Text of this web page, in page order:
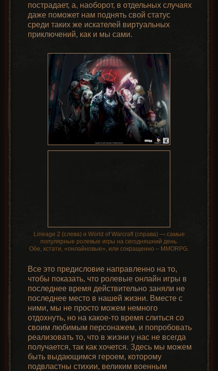
пострадает, а, наоборот, в отдельных случаях
даже поможет нам поднять свой статус
среди таких же искателей виртуальных
приключений, как и мы сами.
Lineage 2 (слева) и World of Warcraft (справа) — самые
популярные ролевые игры на сегодняшний день.
Обе, кстати, «онлайновые», или сокращенно – MMORPG.
Все это предисловие направленно на то,
чтобы показать, что ролевые онлайн игры в
последнее время действительно заняли не
последнее место в нашей жизни. Вместе с
ними, мы не просто можем немного
отдохнуть, но на какое-то время слиться со
своим любимым персонажем, и попробовать
реализовать то, что в жизни у нас не всегда
получается, так как хочется. Здесь мы можем
быть выдающимся героем, которому
подвластны стихии, великим военным